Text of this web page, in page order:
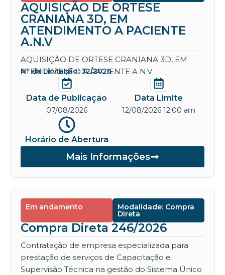
AQUISIÇÃO DE ORTESE
CRANIANA 3D, EM
ATENDIMENTO A PACIENTE
A.N.V
AQUISIÇÃO DE ORTESE CRANIANA 3D, EM
ATENDIMENTO A PACIENTE A.N.V
Nº da Licitação: 32/2026
Data de Publicação
07/08/2026
Data Limite
12/08/2026 12:00 am
Horário de Abertura
Mais Informações
Em andamento Modalidade: Compra
Direta
Compra Direta 246/2026
Contratação de empresa especializada para
prestação de serviços de Capacitação e
Supervisão Técnica na gestão do Sistema Único